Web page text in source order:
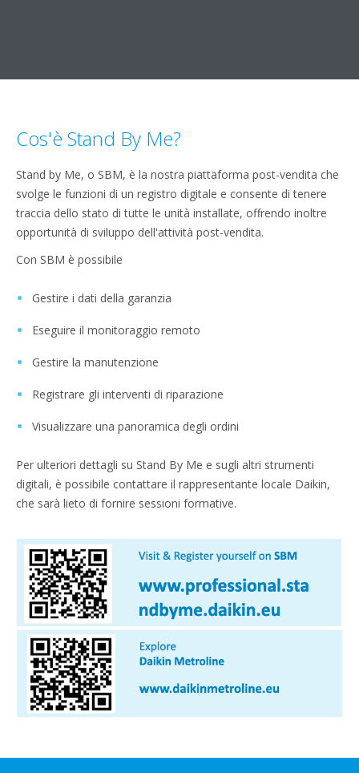
Cos'è Stand By Me?
Stand by Me, o SBM, è la nostra piattaforma post-vendita che
svolge le funzioni di un registro digitale e consente di tenere
traccia dello stato di tutte le unità installate, offrendo inoltre
opportunità di sviluppo dell'attività post-vendita.
Con SBM è possibile
Gestire i dati della garanzia
Eseguire il monitoraggio remoto
Gestire la manutenzione
Registrare gli interventi di riparazione
Visualizzare una panoramica degli ordini
Per ulteriori dettagli su Stand By Me e sugli altri strumenti
digitali, è possibile contattare il rappresentante locale Daikin,
che sarà lieto di fornire sessioni formative.